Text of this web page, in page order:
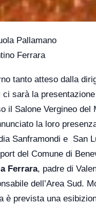
tanto atteso dalla
ci sarà la
il Salone Vergineo
la loro
Sanframondi e San
del Comune di
Ferrara, padre di
dell’Area Sud.
è prevista una